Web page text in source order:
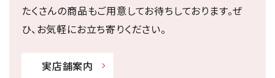
たくさんの商品もご用意してお待ちしております。ぜ
ひ、お気軽にお立ち寄りください。
実店舗案内